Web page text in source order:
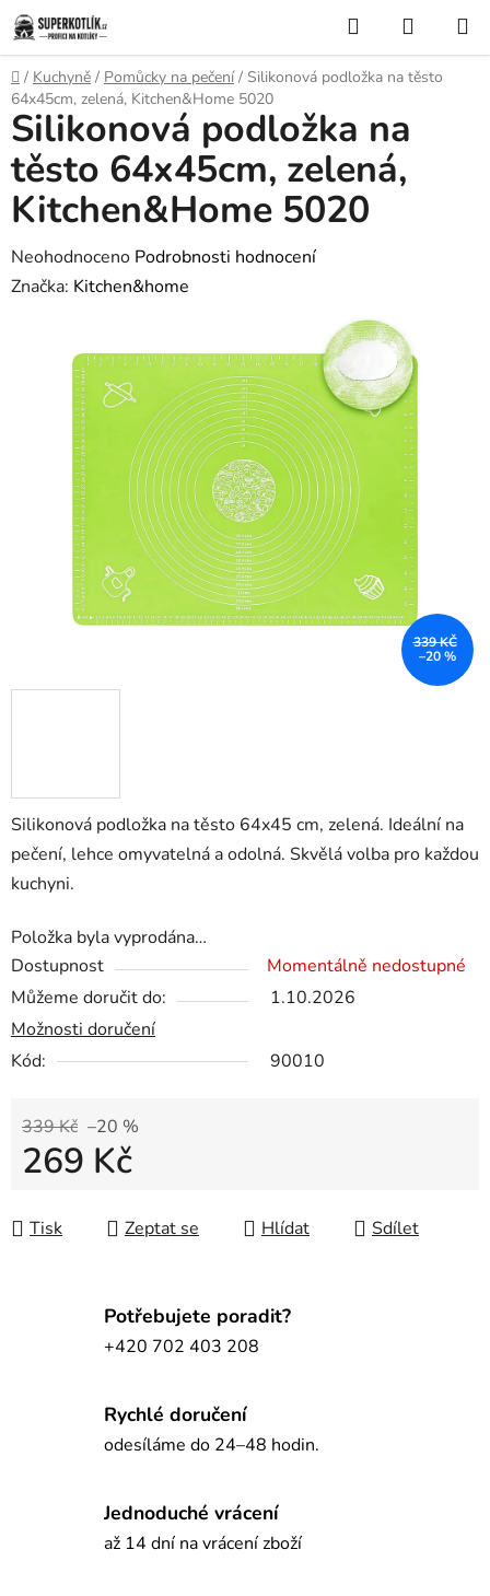
Přejít
na
obsah
Hledat
KOŠÍK
Domů
/ Kuchyně / Pomůcky na pečení / Silikonová podložka na těsto
64x45cm, zelená, Kitchen&Home 5020
Silikonová podložka na těsto 64x45 cm, zelená. Ideální na
pečení, lehce omyvatelná a odolná. Skvělá volba pro každou
kuchyni.
Položka byla vyprodána…
Dostupnost
Momentálně nedostupné
Můžeme doručit do:
1.10.2026
Možnosti doručení
Kód:
90010
339 Kč –20 %
269 Kč
Tisk
Zeptat se Hlídat Sdílet
Silikonová podložka na
těsto 64x45cm, zelená,
Kitchen&Home 5020
Průměrné
hodnocení
hvězdiček.
Neohodnoceno Podrobnosti hodnocení
Značka: Kitchen&home
339 KČ
–20 %
Potřebujete poradit?
+420 702 403 208
Rychlé doručení
odesíláme do 24–48 hodin.
Jednoduché vrácení
až 14 dní na vrácení zboží